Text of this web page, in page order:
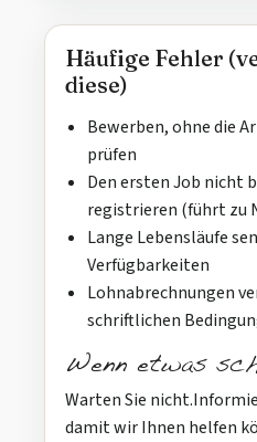
Häufige Fehler
diese)
Bewerben, ohne die
prüfen
Den ersten Job nicht
registrieren (führt zu
Lange Lebensläufe
Verfügbarkeiten
Lohnabrechnungen
schriftlichen
Wenn etwas
Warten Sie
damit wir Ihnen helfen